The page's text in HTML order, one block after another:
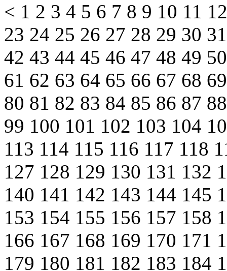
< 1 2 3 4 5 6 7 8 9 10 11
23 24 25 26 27 28 29 30
42 43 44 45 46 47 48 49
61 62 63 64 65 66 67 68
80 81 82 83 84 85 86 87
99 100 101 102 103 104
113 114 115 116 117 118
127 128 129 130 131 132
140 141 142 143 144 145
153 154 155 156 157 158
166 167 168 169 170 171
179 180 181 182 183 184